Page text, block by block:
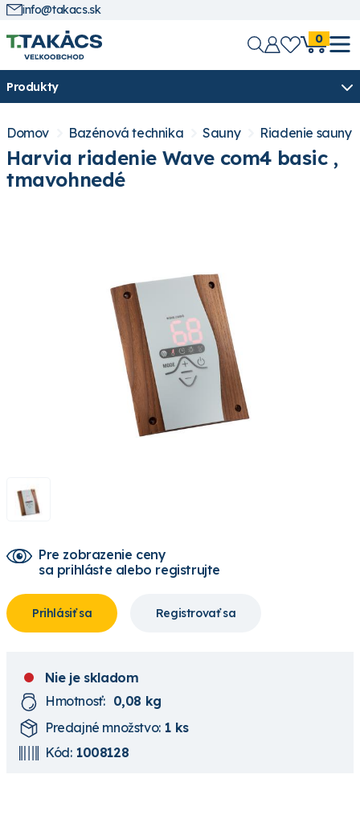
info@takacs.sk
0
Produkty
Domov Bazénová technika Sauny Riadenie sauny
Harvia riadenie Wave com4 basic ,
tmavohnedé
Pre zobrazenie ceny
sa prihláste alebo registrujte
Prihlásiť sa Registrovať sa
Nie je skladom
Hmotnosť: 0,08 kg
Predajné množstvo: 1 ks
Kód: 1008128